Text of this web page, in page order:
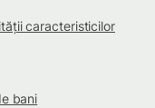
caracteristicilor
bani